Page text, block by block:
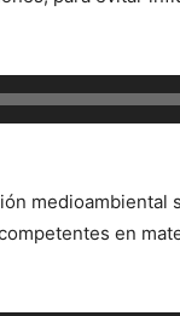
en